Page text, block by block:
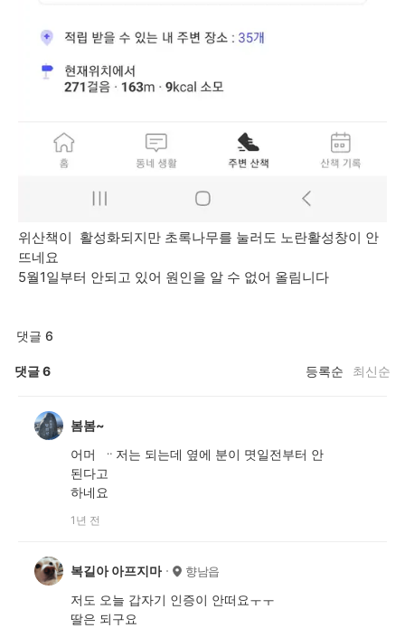
위산책이 활성화되지만 초록나무를 눌러도 노란활성창이 안
뜨네요
5월1일부터 안되고 있어 원인을 알 수 없어 올림니다
댓글 6
댓글6 등록순 최신순
봄봄~
어머 ᆢ저는 되는데 옆에 분이 몃일전부터 안
된다고
하네요
1년 전
복길아 아프지마 향남읍
저도 오늘 갑자기 인증이 안떠요ㅜㅜ
딸은 되구요